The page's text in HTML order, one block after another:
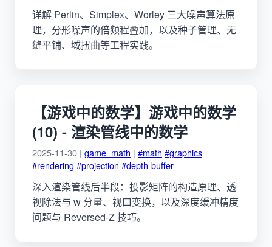
详解 Perlin、Simplex、Worley 三大噪声算法原
理，分形噪声的倍频程叠加，以及种子管理、无
缝平铺、域扭曲等工程实践。
【游戏中的数学】游戏中的数学
(10) - 渲染管线中的数学
2025-11-30 | game_math | #math #graphics
#rendering #projection #depth-buffer
深入渲染管线后半段：投影矩阵的构造原理、透
视除法与 w 分量、视口变换，以及深度缓冲精度
问题与 Reversed-Z 技巧。